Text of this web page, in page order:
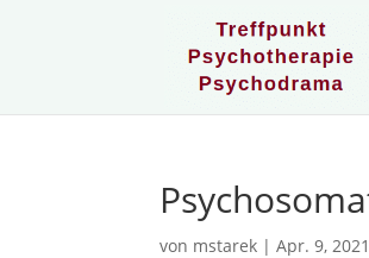
von mstarek |Apr. 9, 2021